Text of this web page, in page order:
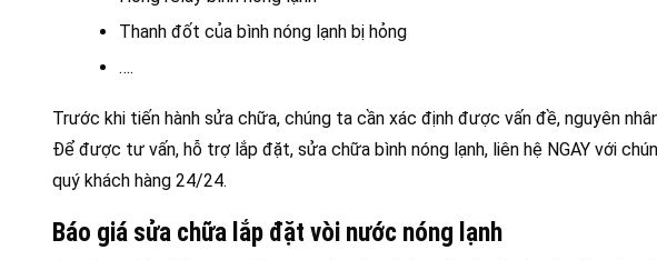
Thanh đốt của bình nóng lạnh bị hỏng
….
Trước khi tiến hành sửa chữa, chúng ta cần xác định được vấn đề, nguyên
Để được tư vấn, hỗ trợ lắp đặt, sửa chữa bình nóng lạnh, liên hệ NGAY với
quý khách hàng 24/24.
Báo giá sửa chữa lắp đặt vòi nước nóng lạnh